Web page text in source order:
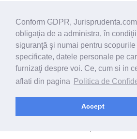
Conform GDPR,
obligaţia de a administra, în
siguranţă şi numai pentru scopurile
specificate, datele personale pe
furnizaţi despre voi. Ce, cum si in
aflati din pagina
Politica de
Accept
Recurenta CEC B SA a formulat
care a solicitat şi obligarea
sumei de 7.297,06 lei, achitată de
obligaţiilor stabilite în sarcina sa
conform OP din 21.07.2019.
Recurenta CEC B SA a
întâmpinarea V V-Cabinet Avocat şi V V.
Recurenta V V au formulat
recursului băncii, invocând excepţia
băncii care a formulat cererea, nulitatea
calităţii de reprezentant, precum şi
soluţionate la termenul din
respingerea cererii pentru că banca , în
creditat un cont al acesteia, însă acesta